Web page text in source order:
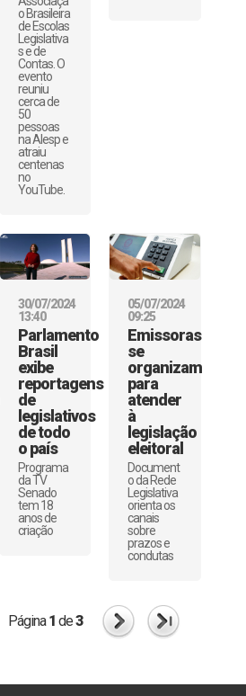
o Brasileira
de Escolas
Legislativa
s e de
Contas. O
evento
reuniu
cerca de
50
pessoas
na Alesp e
atraiu
centenas
no
YouTube.
30/07/2024
13:40
Parlamento
Brasil
exibe
reportagens
de
legislativos
de todo
o país
Programa
da TV
Senado
tem 18
anos de
criação
05/07/2024
09:25
Emissoras
se
organizam
para
atender
à
legislação
eleitoral
Document
o da Rede
Legislativa
orienta os
canais
sobre
prazos e
condutas
Página1 de3